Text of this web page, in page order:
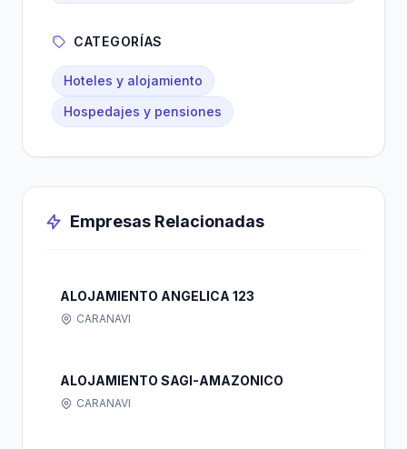
CATEGORÍAS
Hoteles y alojamiento
Hospedajes y pensiones
Empresas Relacionadas
ALOJAMIENTO ANGELICA 123
CARANAVI
ALOJAMIENTO SAGI-AMAZONICO
CARANAVI